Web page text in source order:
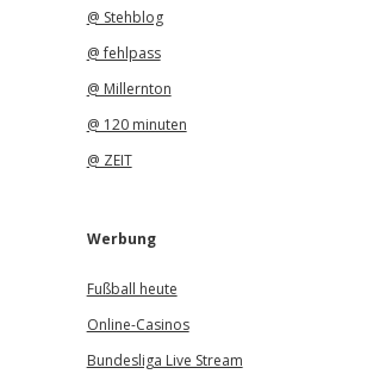
@ Stehblog
@ fehlpass
@ Millernton
@ 120 minuten
@ ZEIT
Werbung
Fußball heute
Online-Casinos
Bundesliga Live Stream